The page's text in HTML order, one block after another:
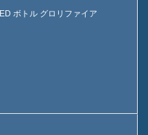
ボトル グロリファイア